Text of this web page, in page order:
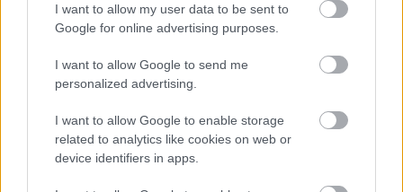
I want to allow my user data to be sent to
Google for online advertising purposes.
I want to allow Google to send me
personalized advertising.
I want to allow Google to enable storage
related to analytics like cookies on web or
device identifiers in apps.
undergrounddal
- és az októberi-november eleji kínálatból
válogatóProgramajánlónk.
Gyors lapkeresését, jó olvasást!
November elején jövünk is az új számmal!